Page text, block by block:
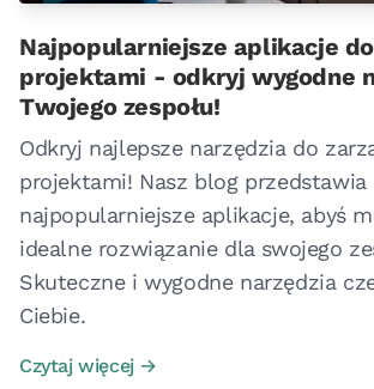
Najpopularniejsze aplikacje
projektami - odkryj wygodne
Twojego zespołu!
Odkryj najlepsze narzędzia do
projektami! Nasz blog przedstawia
najpopularniejsze aplikacje, abyś
idealne rozwiązanie dla swojego
Skuteczne i wygodne narzędzia
Ciebie.
Czytaj więcej →